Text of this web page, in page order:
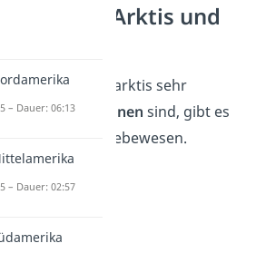
der Arktis und
Arktis und Antarktis sehr
Regionen sind, gibt es
viele Lebewesen.
– Dauer: 06:13
– Dauer: 02:57